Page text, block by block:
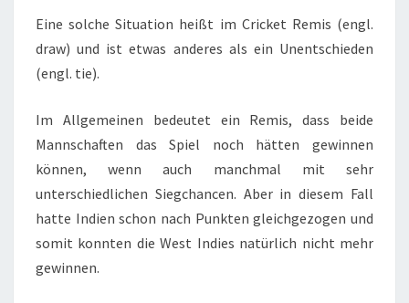
Eine solche Situation heißt im Cricket Remis (engl.
draw) und ist etwas anderes als ein Unentschieden
(engl. tie).
Im Allgemeinen bedeutet ein Remis, dass beide
Mannschaften das Spiel noch hätten gewinnen
können, wenn auch manchmal mit sehr
unterschiedlichen Siegchancen. Aber in diesem Fall
hatte Indien schon nach Punkten gleichgezogen und
somit konnten die West Indies natürlich nicht mehr
gewinnen.